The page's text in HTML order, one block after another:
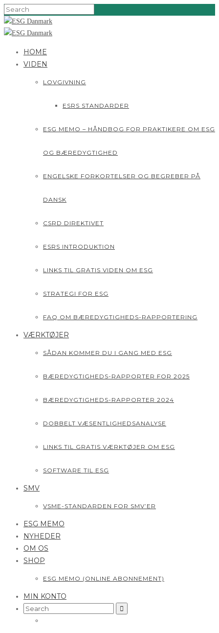
HOME
VIDEN
LOVGIVNING
ESRS STANDARDER
ESG MEMO – HÅNDBOG FOR PRAKTIKERE OM ESG
OG BÆREDYGTIGHED
ENGELSKE FORKORTELSER OG BEGREBER PÅ
DANSK
CSRD DIREKTIVET
ESRS INTRODUKTION
LINKS TIL GRATIS VIDEN OM ESG
STRATEGI FOR ESG
FAQ OM BÆREDYGTIGHEDS-RAPPORTERING
VÆRKTØJER
SÅDAN KOMMER DU I GANG MED ESG
BÆREDYGTIGHEDS-RAPPORTER FOR 2025
BÆREDYGTIGHEDS-RAPPORTER 2024
DOBBELT VÆSENTLIGHEDSANALYSE
LINKS TIL GRATIS VÆRKTØJER OM ESG
SOFTWARE TIL ESG
SMV
VSME-STANDARDEN FOR SMV’ER
ESG MEMO
NYHEDER
OM OS
SHOP
ESG MEMO (ONLINE ABONNEMENT)
MIN KONTO
Search